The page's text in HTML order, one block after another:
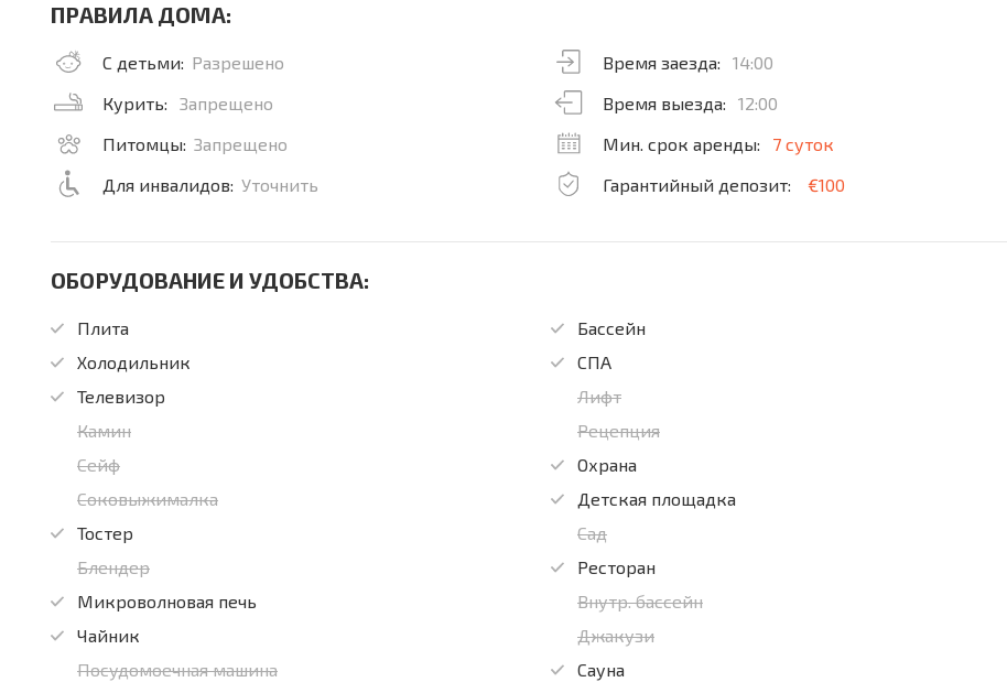
ПРАВИЛА ДОМА:
С детьми: Разрешено
Курить:
Запрещено
Питомцы: Запрещено
Для инвалидов: Уточнить
Время заезда:
14:00
Время выезда:
12:00
Мин. срок аренды:
7 суток
Гарантийный депозит:
€100
ОБОРУДОВАНИЕ И УДОБСТВА:
Плита
Холодильник
Телевизор
Камин
Сейф
Соковыжималка
Тостер
Блендер
Микроволновая печь
Чайник
Посудомоечная машина
Бассейн
СПА
Лифт
Рецепция
Охрана
Детская площадка
Сад
Ресторан
Внутр. бассейн
Джакузи
Сауна